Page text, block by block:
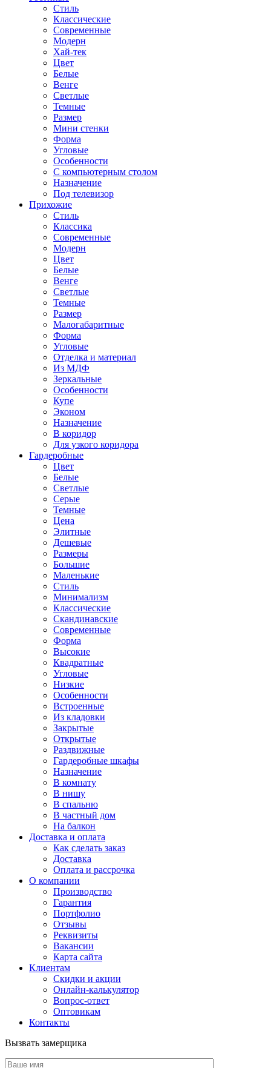
Стиль
Классические
Современные
Модерн
Хай-тек
Цвет
Белые
Венге
Светлые
Темные
Размер
Мини стенки
Форма
Угловые
Особенности
С компьютерным столом
Назначение
Под телевизор
Прихожие
Стиль
Классика
Современные
Модерн
Цвет
Белые
Венге
Светлые
Темные
Размер
Малогабаритные
Форма
Угловые
Отделка и материал
Из МДФ
Зеркальные
Особенности
Купе
Эконом
Назначение
В коридор
Для узкого коридора
Гардеробные
Цвет
Белые
Светлые
Серые
Темные
Цена
Элитные
Дешевые
Размеры
Большие
Маленькие
Стиль
Минимализм
Классические
Скандинавские
Современные
Форма
Высокие
Квадратные
Угловые
Низкие
Особенности
Встроенные
Из кладовки
Закрытые
Открытые
Раздвижные
Гардеробные шкафы
Назначение
В комнату
В нишу
В спальню
В частный дом
На балкон
Доставка и оплата
Как сделать заказ
Доставка
Оплата и рассрочка
О компании
Производство
Гарантия
Портфолио
Отзывы
Реквизиты
Вакансии
Карта сайта
Клиентам
Скидки и акции
Онлайн-калькулятор
Вопрос-ответ
Оптовикам
Контакты
Вызвать замерщика